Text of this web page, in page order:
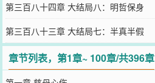
第三百八十四章 大结局八：明哲保身
第三百八十三章 大结局七：半真半假
章节列表，第1章~ 100章/共396章